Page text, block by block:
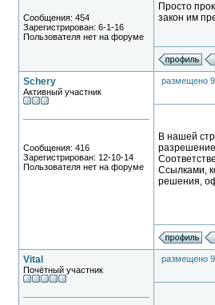
Сообщения: 454
Зарегистрирован: 6-1-16
Пользователя нет на форуме
Просто
закон им
Schery
Активный участник
Сообщения: 416
Зарегистрирован: 12-10-14
Пользователя нет на форуме
размещено
В нашей
Ссылками,
решения,
Vital
Почётный участник
размещено